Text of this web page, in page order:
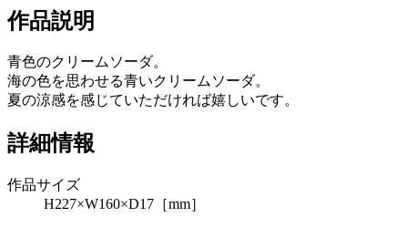
作品説明
青色のクリームソーダ。
海の色を思わせる青いクリームソーダ。
夏の涼感を感じていただければ嬉しいです。
詳細情報
作品サイズ
H227×W160×D17［mm］